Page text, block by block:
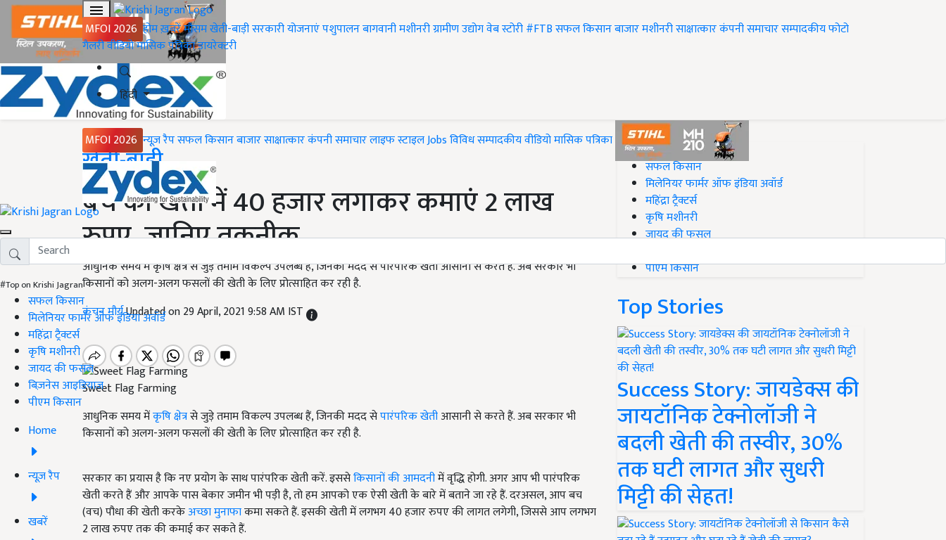
MFOI 2026 होमख़बरेंमौसमखेती-बाड़ीसरकारी योजनाएंपशुपालनबागवानीमशीनरीग्रामीण उद्योगवेब स्टोरी#FTBसफल किसानबाजारमशीनरीसाक्षात्कारकंपनी समाचारसम्पादकीयफोटो
गैलरीवीडियोमासिक पत्रिकाडायरेक्टरी
हिंदी
MFOI 2026 न्यूज़ रैपसफल किसानबाजारसाक्षात्कारकंपनी समाचारलाइफ स्टाइलJobsविविधसम्पादकीयवीडियोमासिक पत्रिका
#Top on Krishi Jagran
सफल किसान
मिलेनियर फार्मर ऑफ इंडिया अवॉर्ड
महिंद्रा ट्रैक्टर्स
कृषि मशीनरी
जायद की फसल
बिज़नेस आइडियाज
पीएम किसान
Home
न्यूज़ रैप
खबरें
Home
खेती-बाड़ी
बच की खेती में 40 हजार लगाकर कमाएं 2 लाख
रुपए, जानिए तकनीक
आधुनिक समय में कृषि क्षेत्र से जुड़े तमाम विकल्प उपलब्ध हैं, जिनकी मदद से पारंपरिक खेती आसानी से करते हैं. अब सरकार भी
किसानों को अलग-अलग फसलों की खेती के लिए प्रोत्साहित कर रही है.
कंचन मौर्यUpdated on 29 April, 2021 9:58 AM IST
Sweet Flag Farming
आधुनिक समय मेंकृषि क्षेत्रसे जुड़े तमाम विकल्प उपलब्ध हैं, जिनकी मदद सेपारंपरिक खेतीआसानी से करते हैं. अब सरकार भी
किसानों को अलग-अलग फसलों की खेती के लिए प्रोत्साहित कर रही है.
सरकार का प्रयास है कि नए प्रयोग के साथ पारंपरिक खेती करें. इससेकिसानों की आमदनीमें वृद्धि होगी. अगर आप भी पारंपरिक
खेती करते हैं और आपके पास बेकार जमीन भी पड़ी है, तो हम आपको एक ऐसी खेती के बारे में बताने जा रहे हैं. दरअसल, आप बच
(वच) पौधा की खेती करकेअच्छा मुनाफाकमा सकते हैं. इसकी खेती में लगभग 40 हजार रुपए की लागत लगेगी, जिससे आप लगभग
2 लाख रुपए तक की कमाई कर सकते हैं.
#Top on Krishi Jagran
सफल किसान
मिलेनियर फार्मर ऑफ इंडिया अवॉर्ड
महिंद्रा ट्रैक्टर्स
कृषि मशीनरी
जायद की फसल
पीएम किसान
Top Stories
Success Story: जायडेक्स की
जायटॉनिक टेक्नोलॉजी ने
बदली खेती की तस्वीर, 30%
तक घटी लागत और सुधरी
मिट्टी की सेहत!